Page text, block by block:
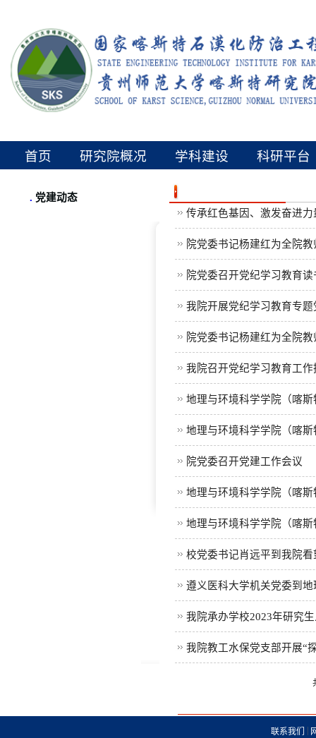
首页 研究院概况 学科建设 科研平台
. 党建动态
传承红色基因、激发奋进
院党委书记杨建红为全院
院党委召开党纪学习教育
我院开展党纪学习教育专题
院党委书记杨建红为全院
我院召开党纪学习教育工作
地理与环境科学学院（喀
地理与环境科学学院（喀
院党委召开党建工作会议
地理与环境科学学院（喀
地理与环境科学学院（喀
校党委书记肖远平到我院
遵义医科大学机关党委到
我院承办学校2023年研究
我院教工水保党支部开展“
联系我们